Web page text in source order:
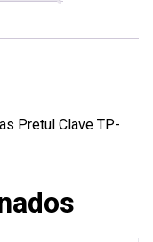
Pretul Clave TP-